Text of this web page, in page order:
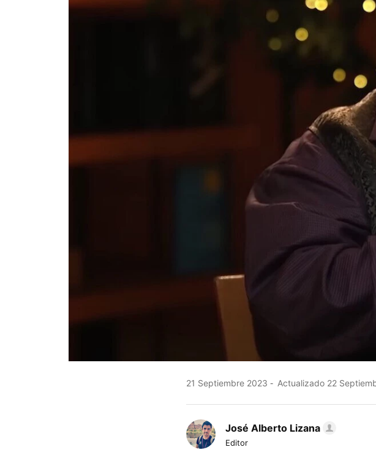
21 Septiembre 2023 Actualizado 22
José Alberto Lizana
Editor